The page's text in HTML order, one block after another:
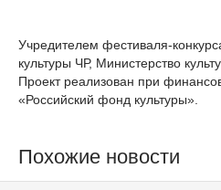
Учредителем фестиваля-
культуры ЧР, Министерство
Проект реализован при
«Российский фонд культуры».
Похожие новости